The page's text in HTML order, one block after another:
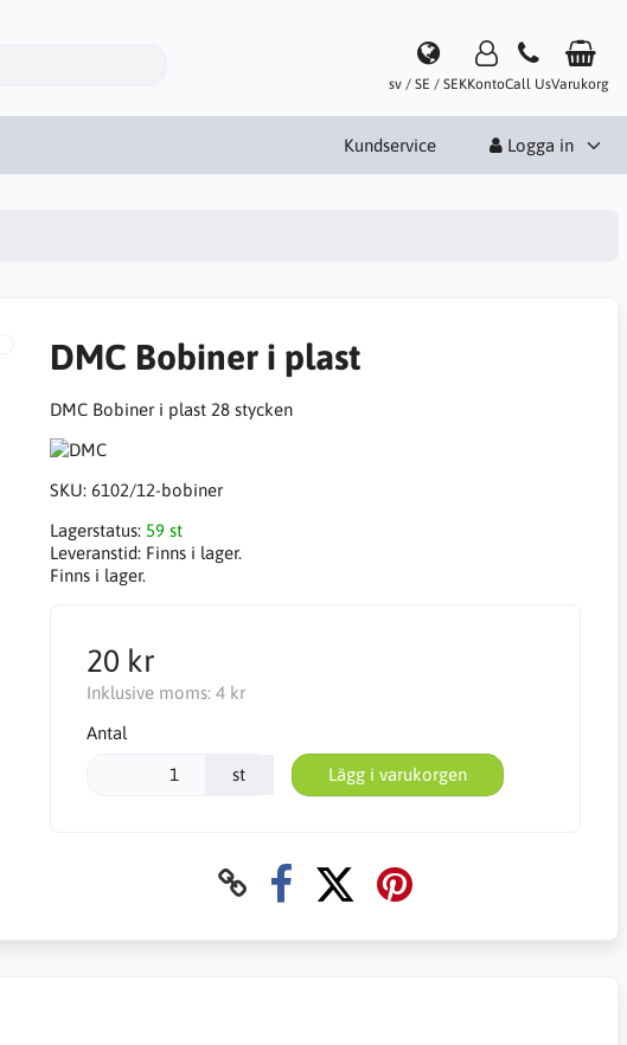
sv / SE / SEKKontoCall UsVarukorg
Kundservice Logga in
DMC Bobiner i plast
DMC Bobiner i plast 28 stycken
SKU: 6102/12-bobiner
Lagerstatus: 59 st
Leveranstid: Finns i lager.
Finns i lager.
20 kr
Inklusive moms: 4 kr
Antal
st Lägg i varukorgen